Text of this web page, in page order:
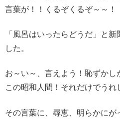
言葉が！！くるぞくるぞ～～！
「風呂はいったらどうだ」と
した。
お～い～、言えよう！恥ずかし
この昭和人間！それだけでうれ
その言葉に、尋恵、明らかに